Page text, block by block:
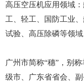
高压空压机应用领域
工、轻工、国防工业
试验、高压除磷等领域
广州市简称“穗”，别
级市、广东省省会、